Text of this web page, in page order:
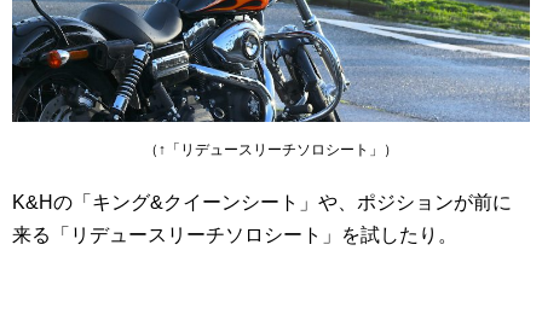
（↑「リデュースリーチソロシート」）
K&Hの「キング&クイーンシート」や、ポジションが前に
来る「リデュースリーチソロシート」を試したり。